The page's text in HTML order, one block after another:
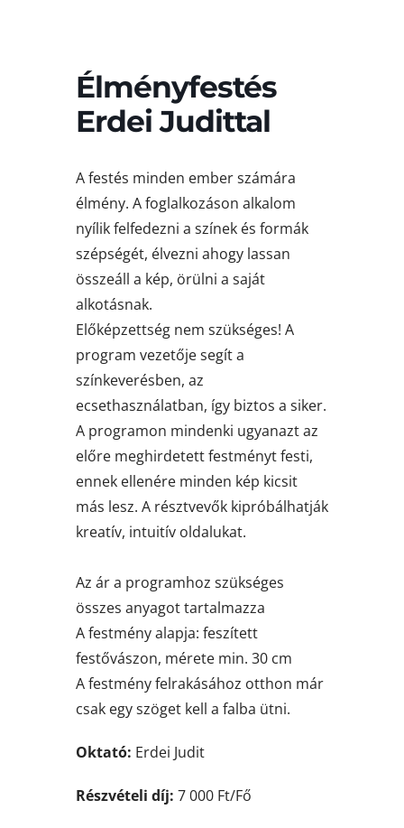
Élményfestés
Erdei Judittal
A festés minden ember számára
élmény. A foglalkozáson alkalom
nyílik felfedezni a színek és formák
szépségét, élvezni ahogy lassan
összeáll a kép, örülni a saját
alkotásnak.
Előképzettség nem szükséges! A
program vezetője segít a
színkeverésben, az
ecsethasználatban, így biztos a siker.
A programon mindenki ugyanazt az
előre meghirdetett festményt festi,
ennek ellenére minden kép kicsit
más lesz. A résztvevők kipróbálhatják
kreatív, intuitív oldalukat.
Az ár a programhoz szükséges
összes anyagot tartalmazza
A festmény alapja: feszített
festővászon, mérete min. 30 cm
A festmény felrakásához otthon már
csak egy szöget kell a falba ütni.
Oktató: Erdei Judit
Részvételi díj: 7 000 Ft/Fő